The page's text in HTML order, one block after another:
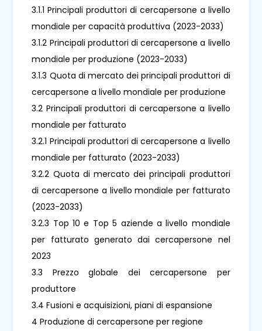
3.1.1 Principali produttori di cercapersone a livello
mondiale per capacità produttiva (2023-2033)
3.1.2 Principali produttori di cercapersone a livello
mondiale per produzione (2023-2033)
3.1.3 Quota di mercato dei principali produttori di
cercapersone a livello mondiale per produzione
3.2 Principali produttori di cercapersone a livello
mondiale per fatturato
3.2.1 Principali produttori di cercapersone a livello
mondiale per fatturato (2023-2033)
3.2.2 Quota di mercato dei principali produttori
di cercapersone a livello mondiale per fatturato
(2023-2033)
3.2.3 Top 10 e Top 5 aziende a livello mondiale
per fatturato generato dai cercapersone nel
2023
3.3 Prezzo globale dei cercapersone per
produttore
3.4 Fusioni e acquisizioni, piani di espansione
4 Produzione di cercapersone per regione